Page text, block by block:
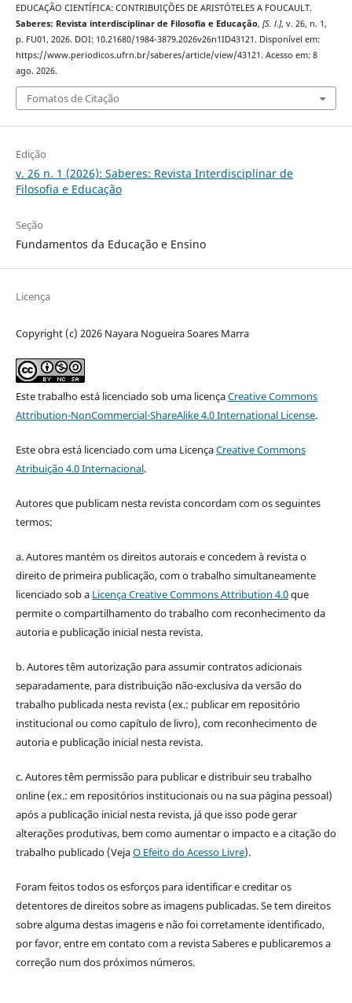
EDUCAÇÃO CIENTÍFICA: CONTRIBUIÇÕES DE ARISTÓTELES A FOUCAULT.
Saberes: Revista interdisciplinar de Filosofia e Educação, [S. l.], v. 26, n. 1,
p. FU01, 2026. DOI: 10.21680/1984-3879.2026v26n1ID43121. Disponível em:
https://www.periodicos.ufrn.br/saberes/article/view/43121. Acesso em: 8
ago. 2026.
Fomatos de Citação
Edição
v. 26 n. 1 (2026): Saberes: Revista Interdisciplinar de
Filosofia e Educação
Seção
Fundamentos da Educação e Ensino
Licença
Copyright (c) 2026 Nayara Nogueira Soares Marra
Este trabalho está licenciado sob uma licençaCreative Commons
Attribution-NonCommercial-ShareAlike 4.0 International License.
Este obra está licenciado com uma LicençaCreative Commons
Atribuição 4.0 Internacional.
Autores que publicam nesta revista concordam com os seguintes
termos:
a. Autores mantém os direitos autorais e concedem à revista o
direito de primeira publicação, com o trabalho simultaneamente
licenciado sob a Licença Creative Commons Attribution 4.0que
permite o compartilhamento do trabalho com reconhecimento da
autoria e publicação inicial nesta revista.
b. Autores têm autorização para assumir contratos adicionais
separadamente, para distribuição não-exclusiva da versão do
trabalho publicada nesta revista (ex.: publicar em repositório
institucional ou como capítulo de livro), com reconhecimento de
autoria e publicação inicial nesta revista.
c. Autores têm permissão para publicar e distribuir seu trabalho
online (ex.: em repositórios institucionais ou na sua página pessoal)
após a publicação inicial nesta revista, já que isso pode gerar
alterações produtivas, bem como aumentar o impacto e a citação do
trabalho publicado (VejaO Efeito do Acesso Livre).
Foram feitos todos os esforços para identificar e creditar os
detentores de direitos sobre as imagens publicadas. Se tem direitos
sobre alguma destas imagens e não foi corretamente identificado,
por favor, entre em contato com a revista Saberes e publicaremos a
correção num dos próximos números.